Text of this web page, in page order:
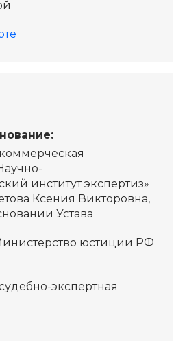
институт экспертиз»
Ксения Викторовна,
Устава
юстиции РФ
экспертная